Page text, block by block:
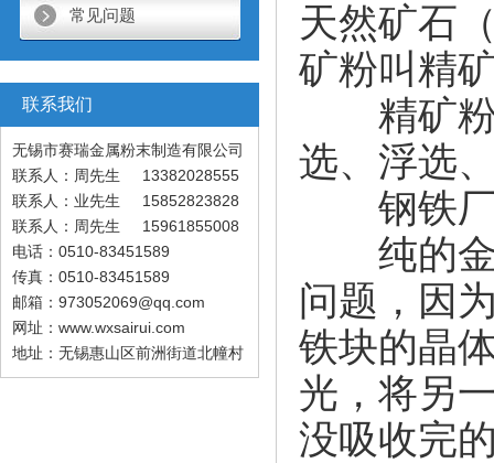
常见问题
联系我们
无锡市赛瑞金属粉末制造有限公司
联系人：周先生 13382028555
联系人：业先生 15852823828
联系人：周先生 15961855008
电话：0510-83451589
传真：0510-83451589
邮箱：973052069@qq.com
网址：www.wxsairui.com
地址：无锡惠山区前洲街道北幢村
天然矿石
矿粉叫精
精矿粉
选、浮选
钢铁厂
纯的金
问题，因
铁块的晶
光，将另
没吸收完